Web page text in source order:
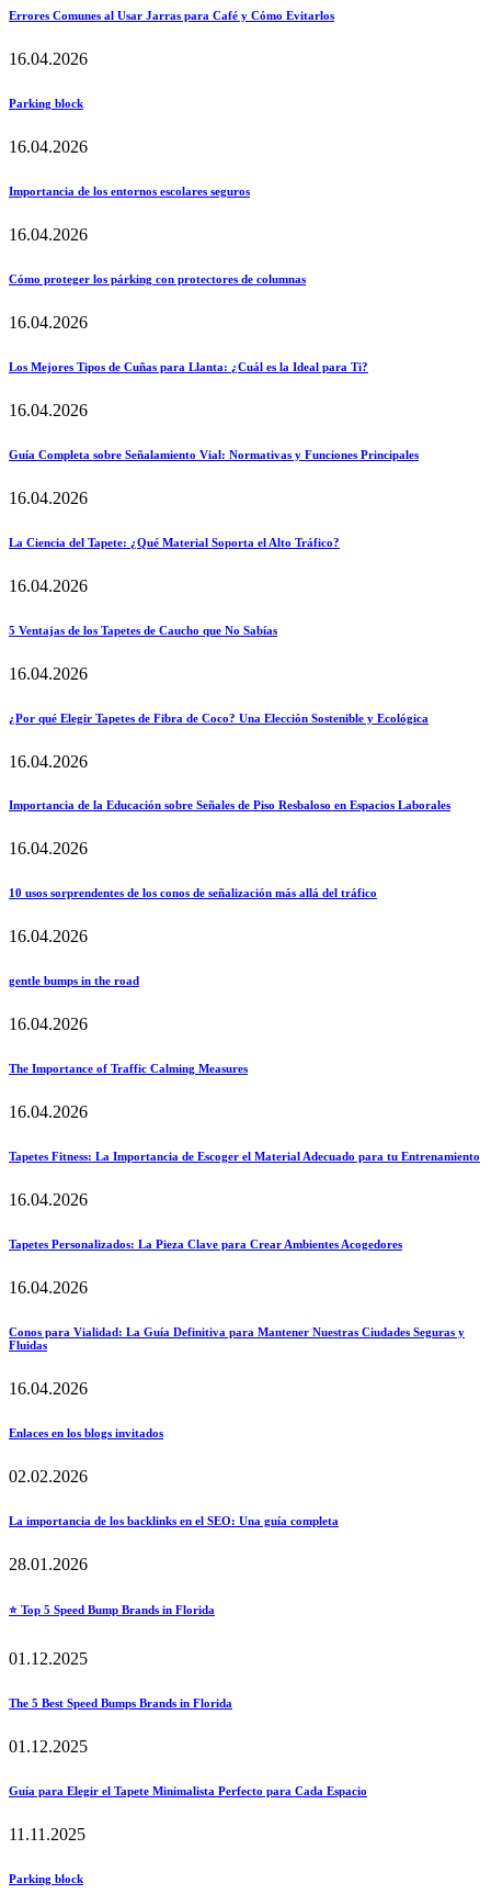
Errores Comunes al Usar Jarras para Café y Cómo Evitarlos
16.04.2026
Parking block
16.04.2026
Importancia de los entornos escolares seguros
16.04.2026
Cómo proteger los párking con protectores de columnas
16.04.2026
Los Mejores Tipos de Cuñas para Llanta: ¿Cuál es la Ideal para Ti?
16.04.2026
Guía Completa sobre Señalamiento Vial: Normativas y Funciones Principales
16.04.2026
La Ciencia del Tapete: ¿Qué Material Soporta el Alto Tráfico?
16.04.2026
5 Ventajas de los Tapetes de Caucho que No Sabías
16.04.2026
¿Por qué Elegir Tapetes de Fibra de Coco? Una Elección Sostenible y Ecológica
16.04.2026
Importancia de la Educación sobre Señales de Piso Resbaloso en Espacios Laborales
16.04.2026
10 usos sorprendentes de los conos de señalización más allá del tráfico
16.04.2026
gentle bumps in the road
16.04.2026
The Importance of Traffic Calming Measures
16.04.2026
Tapetes Fitness: La Importancia de Escoger el Material Adecuado para tu Entrenamiento
16.04.2026
Tapetes Personalizados: La Pieza Clave para Crear Ambientes Acogedores
16.04.2026
Conos para Vialidad: La Guía Definitiva para Mantener Nuestras Ciudades Seguras y
Fluidas
16.04.2026
Enlaces en los blogs invitados
02.02.2026
La importancia de los backlinks en el SEO: Una guía completa
28.01.2026
⭐ Top 5 Speed Bump Brands in Florida
01.12.2025
The 5 Best Speed Bumps Brands in Florida
01.12.2025
Guía para Elegir el Tapete Minimalista Perfecto para Cada Espacio
11.11.2025
Parking block